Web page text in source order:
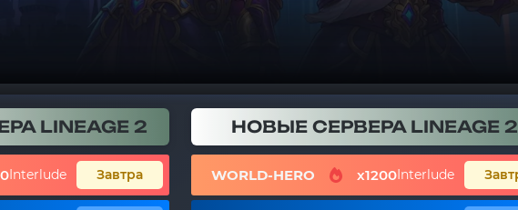
LINEAGE 2
Interlude Завтра
НОВЫЕ СЕРВЕРА LINEAGE 2
WORLD-HERO x1200Interlude